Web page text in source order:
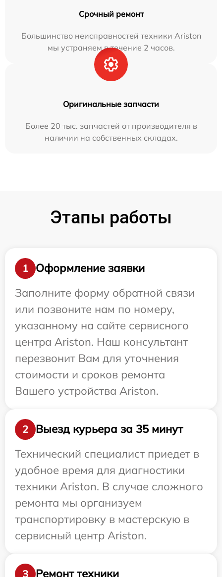
Срочный ремонт
Большинство неисправностей техники Ariston
мы устраняем в течение 2 часов.
Оригинальные запчасти
Более 20 тыс. запчастей от производителя в
наличии на собственных складах.
Этапы работы
1
Оформление заявки
Заполните форму обратной связи
или позвоните нам по номеру,
указанному на сайте сервисного
центра Ariston. Наш консультант
перезвонит Вам для уточнения
стоимости и сроков ремонта
Вашего устройства Ariston.
2
Выезд курьера за 35 минут
Технический специалист приедет в
удобное время для диагностики
техники Ariston. В случае сложного
ремонта мы организуем
транспортировку в мастерскую в
сервисный центр Ariston.
3 Ремонт техники